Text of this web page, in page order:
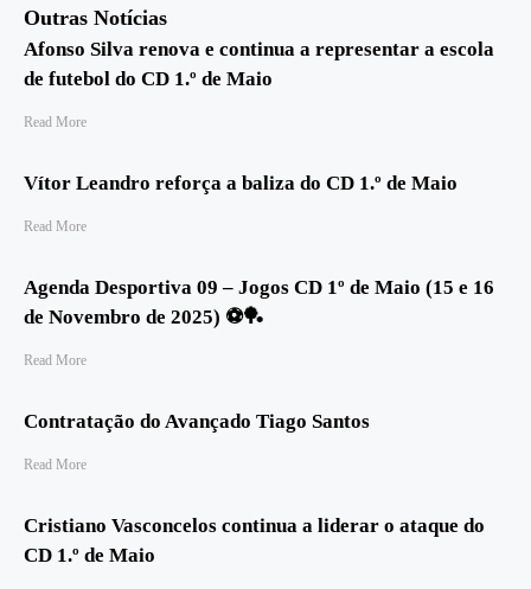
Outras Notícias
Afonso Silva renova e continua a representar a escola
de futebol do CD 1.º de Maio
Read More
Vítor Leandro reforça a baliza do CD 1.º de Maio
Read More
Agenda Desportiva 09 – Jogos CD 1º de Maio (15 e 16
de Novembro de 2025) ⚽️🏓
Read More
Contratação do Avançado Tiago Santos
Read More
Cristiano Vasconcelos continua a liderar o ataque do
CD 1.º de Maio